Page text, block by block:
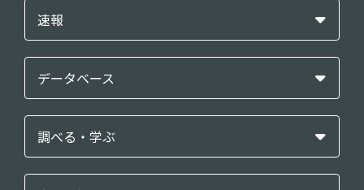
速報
データベース
調べる・学ぶ